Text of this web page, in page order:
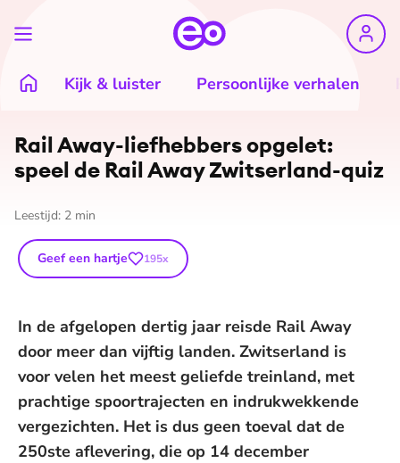
Kijk & luister Persoonlijke verhalen
Rail Away-liefhebbers opgelet:
speel de Rail Away Zwitserland-quiz
Leestijd: 2 min
Geef een hartje 195x
In de afgelopen dertig jaar reisde Rail Away
door meer dan vijftig landen. Zwitserland is
voor velen het meest geliefde treinland, met
prachtige spoortrajecten en indrukwekkende
vergezichten. Het is dus geen toeval dat de
250ste aflevering, die op 14 december